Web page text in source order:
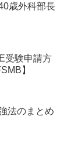
歳外科部長
受験申請方
】
法のまとめ